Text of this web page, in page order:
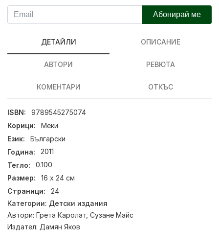
Абонирай ме
ДЕТАЙЛИ ОПИСАНИЕ
АВТОРИ РЕВЮТА
КОМЕНТАРИ ОТКЪС
ISBN:
9789545275074
Корици:
Меки
Език:
Български
Година:
2011
Тегло:
0.100
Размер:
16 х 24 см
Страници:
24
Категории: Детски издания
Автори: Грета Каролат, Сузане Майс
Издател: Дамян Яков